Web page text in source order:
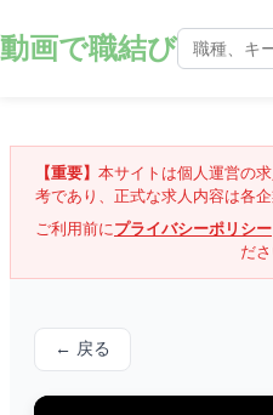
動画で職結び
【重要】 本サイトは個人運営の
考であり、正式な求人内容は各
ご利用前にプライバシーポリシー
ださ
← 戻る